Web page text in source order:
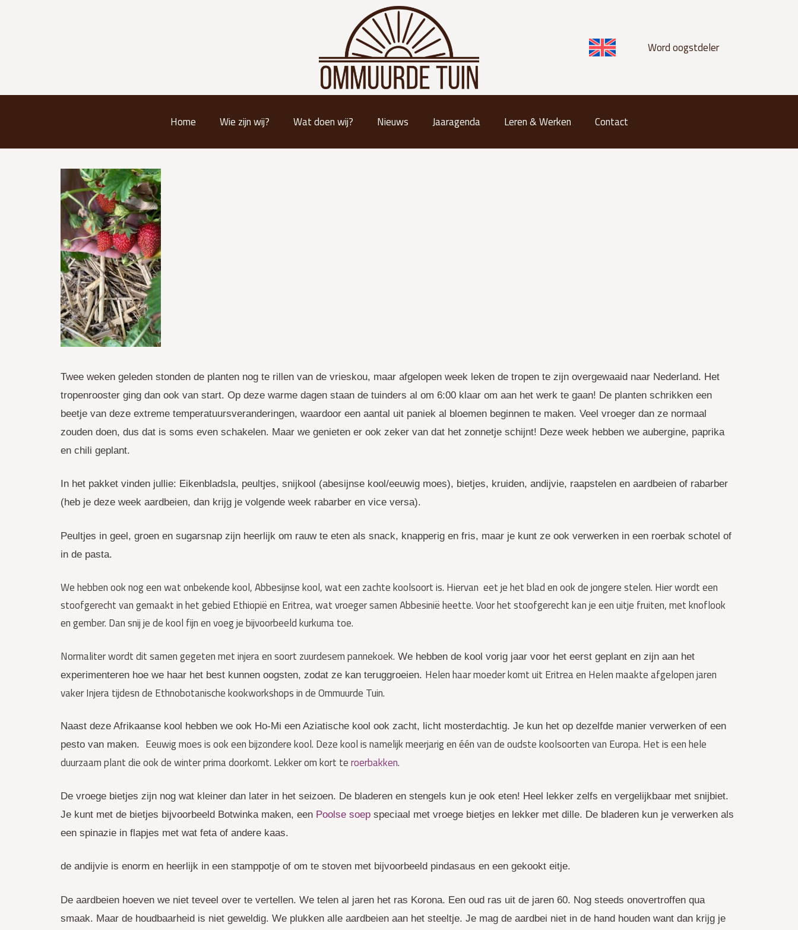
Word oogstdeler
Home Wie zijn wij? Wat doen wij? Nieuws Jaaragenda Leren & Werken Contact
Twee weken geleden stonden de planten nog te rillen van de vrieskou, maar afgelopen week leken de tropen te zijn overgewaaid naar Nederland. Het
tropenrooster ging dan ook van start. Op deze warme dagen staan de tuinders al om 6:00 klaar om aan het werk te gaan! De planten schrikken een
beetje van deze extreme temperatuursveranderingen, waardoor een aantal uit paniek al bloemen beginnen te maken. Veel vroeger dan ze normaal
zouden doen, dus dat is soms even schakelen. Maar we genieten er ook zeker van dat het zonnetje schijnt! Deze week hebben we aubergine, paprika
en chili geplant.
In het pakket vinden jullie: Eikenbladsla, peultjes, snijkool (abesijnse kool/eeuwig moes), bietjes, kruiden, andijvie, raapstelen en aardbeien of rabarber
(heb je deze week aardbeien, dan krijg je volgende week rabarber en vice versa).
Peultjes in geel, groen en sugarsnap zijn heerlijk om rauw te eten als snack, knapperig en fris, maar je kunt ze ook verwerken in een roerbak schotel of
in de pasta.
We hebben ook nog een wat onbekende kool, Abbesijnse kool, wat een zachte koolsoort is. Hiervan eet je het blad en ook de jongere stelen. Hier wordt een
stoofgerecht van gemaakt in het gebied Ethiopië en Eritrea, wat vroeger samen Abbesinië heette. Voor het stoofgerecht kan je een uitje fruiten, met knoflook
en gember. Dan snij je de kool fijn en voeg je bijvoorbeeld kurkuma toe.
Normaliter wordt dit samen gegeten met injera en soort zuurdesem pannekoek. We hebben de kool vorig jaar voor het eerst geplant en zijn aan het
experimenteren hoe we haar het best kunnen oogsten, zodat ze kan teruggroeien. Helen haar moeder komt uit Eritrea en Helen maakte afgelopen jaren
vaker Injera tijdesn de Ethnobotanische kookworkshops in de Ommuurde Tuin.
Naast deze Afrikaanse kool hebben we ook Ho-Mi een Aziatische kool ook zacht, licht mosterdachtig. Je kun het op dezelfde manier verwerken of een
pesto van maken. Eeuwig moes is ook een bijzondere kool. Deze kool is namelijk meerjarig en één van de oudste koolsoorten van Europa. Het is een hele
duurzaam plant die ook de winter prima doorkomt. Lekker om kort teroerbakken.
De vroege bietjes zijn nog wat kleiner dan later in het seizoen. De bladeren en stengels kun je ook eten! Heel lekker zelfs en vergelijkbaar met snijbiet.
Je kunt met de bietjes bijvoorbeeld Botwinka maken, een Poolse soep speciaal met vroege bietjes en lekker met dille. De bladeren kun je verwerken als
een spinazie in flapjes met wat feta of andere kaas.
de andijvie is enorm en heerlijk in een stamppotje of om te stoven met bijvoorbeeld pindasaus en een gekookt eitje.
De aardbeien hoeven we niet teveel over te vertellen. We telen al jaren het ras Korona. Een oud ras uit de jaren 60. Nog steeds onovertroffen qua
smaak. Maar de houdbaarheid is niet geweldig. We plukken alle aardbeien aan het steeltje. Je mag de aardbei niet in de hand houden want dan krijg je